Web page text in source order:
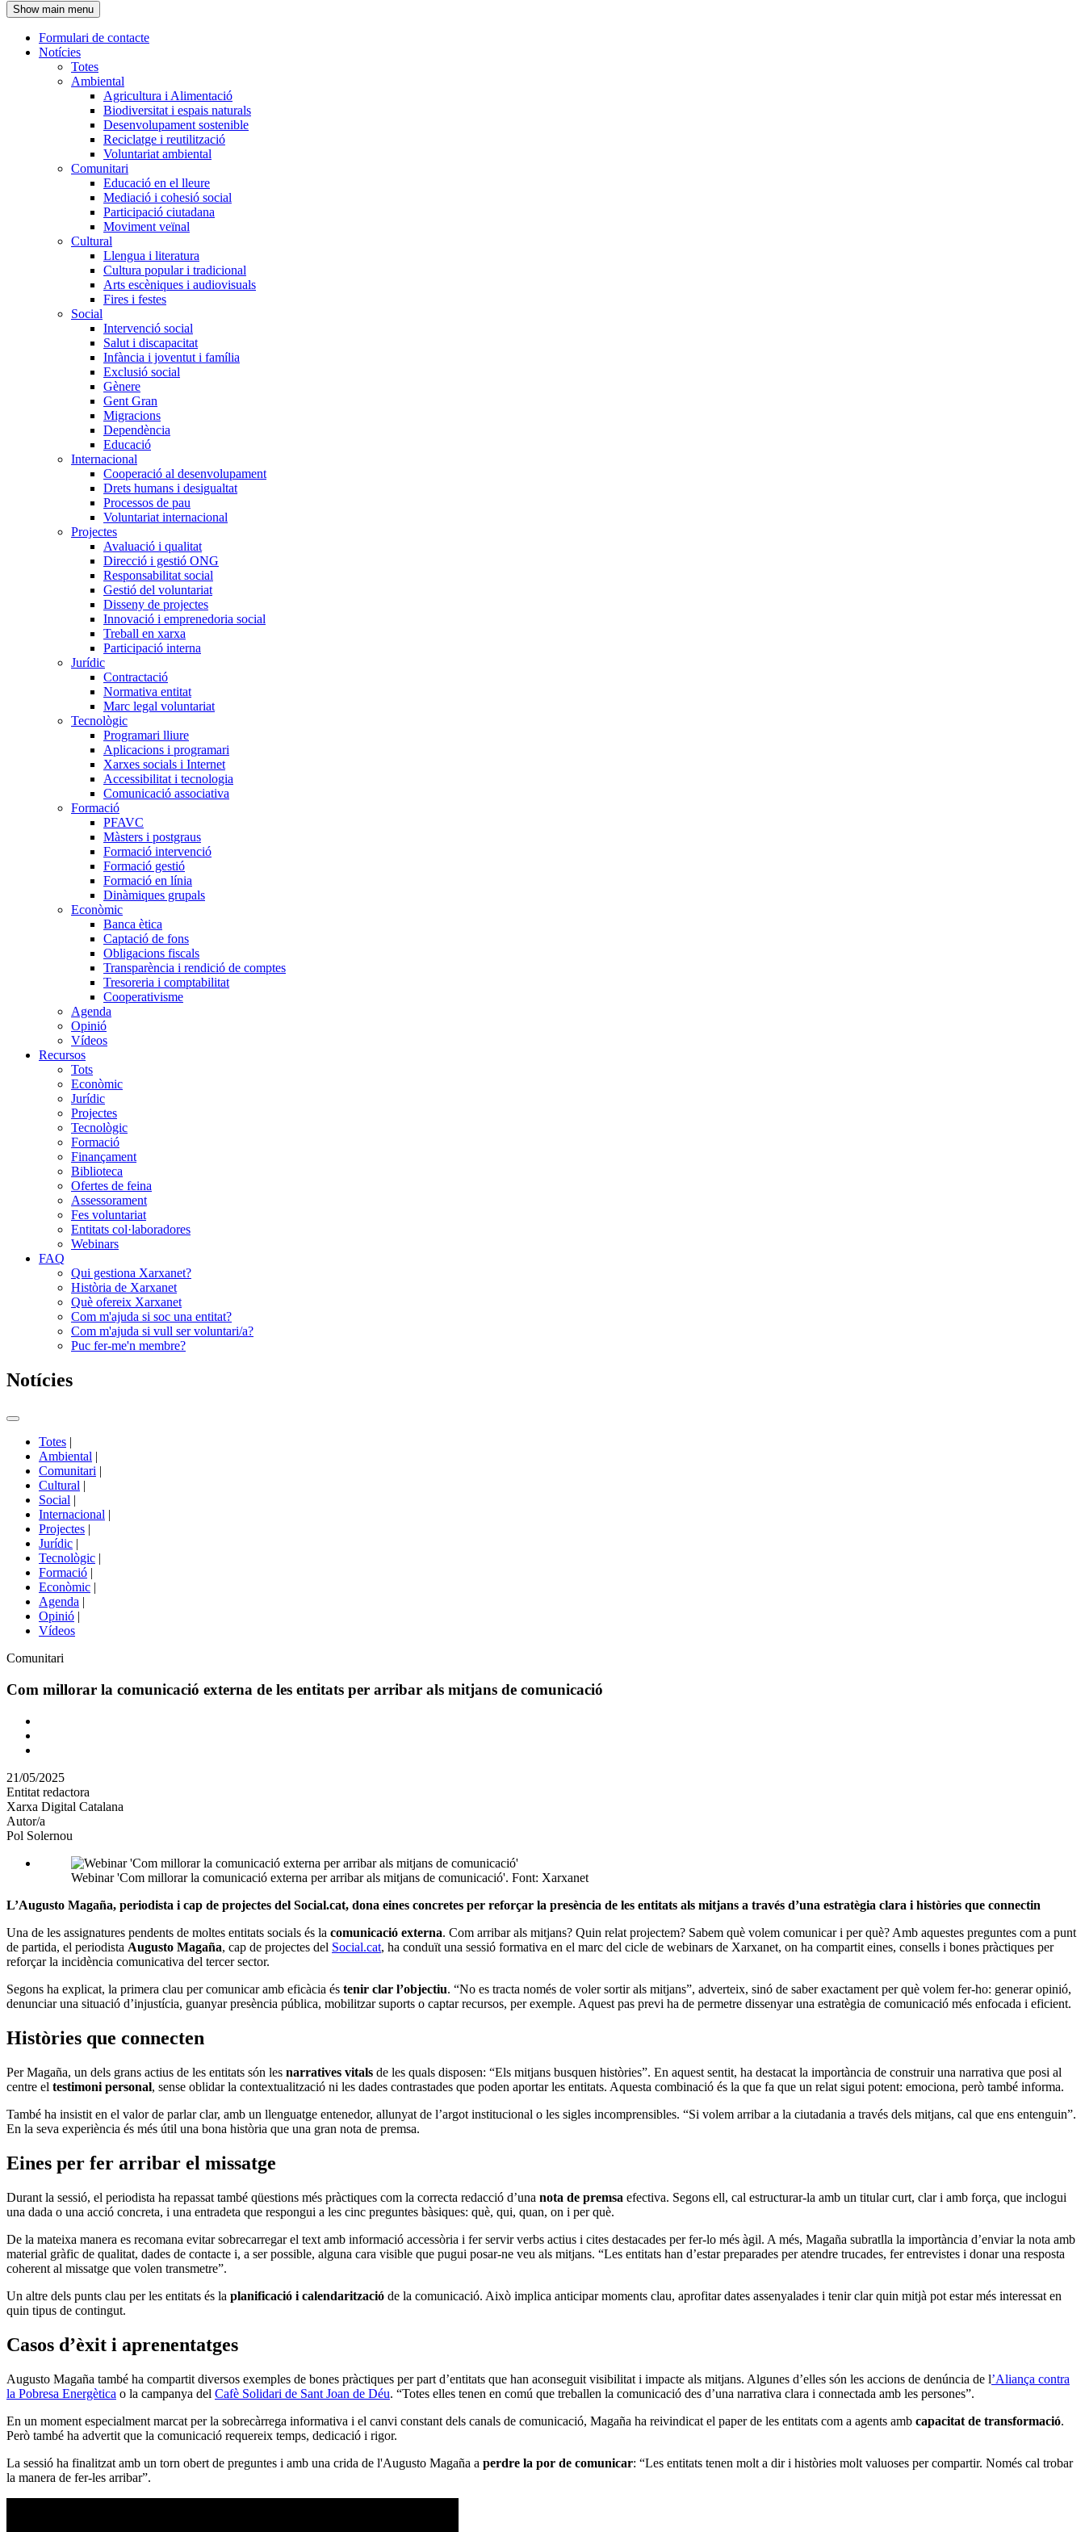
l'encapçalament
Show main menu
Navegació
principal
Formulari de contacte
Notícies
Totes
Ambiental
Agricultura i Alimentació
Biodiversitat i espais naturals
Desenvolupament sostenible
Reciclatge i reutilització
Voluntariat ambiental
Comunitari
Educació en el lleure
Mediació i cohesió social
Participació ciutadana
Moviment veïnal
Cultural
Llengua i literatura
Cultura popular i tradicional
Arts escèniques i audiovisuals
Fires i festes
Social
Intervenció social
Salut i discapacitat
Infància i joventut i família
Exclusió social
Gènere
Gent Gran
Migracions
Dependència
Educació
Internacional
Cooperació al desenvolupament
Drets humans i desigualtat
Processos de pau
Voluntariat internacional
Projectes
Avaluació i qualitat
Direcció i gestió ONG
Responsabilitat social
Gestió del voluntariat
Disseny de projectes
Innovació i emprenedoria social
Treball en xarxa
Participació interna
Jurídic
Contractació
Normativa entitat
Marc legal voluntariat
Tecnològic
Programari lliure
Aplicacions i programari
Xarxes socials i Internet
Accessibilitat i tecnologia
Comunicació associativa
Formació
PFAVC
Màsters i postgraus
Formació intervenció
Formació gestió
Formació en línia
Dinàmiques grupals
Econòmic
Banca ètica
Captació de fons
Obligacions fiscals
Transparència i rendició de comptes
Tresoreria i comptabilitat
Cooperativisme
Agenda
Opinió
Vídeos
Recursos
Tots
Econòmic
Jurídic
Projectes
Tecnològic
Formació
Finançament
Biblioteca
Ofertes de feina
Assessorament
Fes voluntariat
Entitats col·laboradores
Webinars
FAQ
Qui gestiona Xarxanet?
Història de Xarxanet
Què ofereix Xarxanet
Com m'ajuda si soc una entitat?
Com m'ajuda si vull ser voluntari/a?
Puc fer-me'n membre?
Notícies
Commutador
portals
Totes |
Ambiental |
Comunitari |
Cultural |
Social |
Internacional |
Projectes |
Jurídic |
Tecnològic |
Formació |
Econòmic |
Agenda |
Opinió |
Vídeos
Àmbit
la
Comunitari
Com millorar la comunicació externa de les entitats per arribar als mitjans de comunicació
Comparteix
altres
xarxes
socials
21/05/2025
Entitat redactora
Xarxa Digital Catalana
Autor/a
Pol Solernou
Webinar 'Com millorar la comunicació externa per arribar als mitjans de comunicació'. Font: Xarxanet
L’Augusto Magaña, periodista i cap de projectes del Social.cat, dona eines concretes per reforçar la presència de les entitats als mitjans a través d’una estratègia clara i històries que connectin
Una de les assignatures pendents de moltes entitats socials és la comunicació externa. Com arribar als mitjans? Quin relat projectem? Sabem què volem comunicar i per què? Amb aquestes preguntes com a punt
de partida, el periodista Augusto Magaña, cap de projectes del Social.cat, ha conduït una sessió formativa en el marc del cicle de webinars de Xarxanet, on ha compartit eines, consells i bones pràctiques per
reforçar la incidència comunicativa del tercer sector.
Segons ha explicat, la primera clau per comunicar amb eficàcia és tenir clar l’objectiu. “No es tracta només de voler sortir als mitjans”, adverteix, sinó de saber exactament per què volem fer-ho: generar opinió,
denunciar una situació d’injustícia, guanyar presència pública, mobilitzar suports o captar recursos, per exemple. Aquest pas previ ha de permetre dissenyar una estratègia de comunicació més enfocada i eficient.
Històries que connecten
Per Magaña, un dels grans actius de les entitats són les narratives vitals de les quals disposen: “Els mitjans busquen històries”. En aquest sentit, ha destacat la importància de construir una narrativa que posi al
centre el testimoni personal, sense oblidar la contextualització ni les dades contrastades que poden aportar les entitats. Aquesta combinació és la que fa que un relat sigui potent: emociona, però també informa.
També ha insistit en el valor de parlar clar, amb un llenguatge entenedor, allunyat de l’argot institucional o les sigles incomprensibles. “Si volem arribar a la ciutadania a través dels mitjans, cal que ens entenguin”.
En la seva experiència és més útil una bona història que una gran nota de premsa.
Eines per fer arribar el missatge
Durant la sessió, el periodista ha repassat també qüestions més pràctiques com la correcta redacció d’una nota de premsa efectiva. Segons ell, cal estructurar-la amb un titular curt, clar i amb força, que inclogui
una dada o una acció concreta, i una entradeta que respongui a les cinc preguntes bàsiques: què, qui, quan, on i per què.
De la mateixa manera es recomana evitar sobrecarregar el text amb informació accessòria i fer servir verbs actius i cites destacades per fer-lo més àgil. A més, Magaña subratlla la importància d’enviar la nota amb
material gràfic de qualitat, dades de contacte i, a ser possible, alguna cara visible que pugui posar-ne veu als mitjans. “Les entitats han d’estar preparades per atendre trucades, fer entrevistes i donar una resposta
coherent al missatge que volen transmetre”.
Un altre dels punts clau per les entitats és la planificació i calendarització de la comunicació. Això implica anticipar moments clau, aprofitar dates assenyalades i tenir clar quin mitjà pot estar més interessat en
quin tipus de contingut.
Casos d’èxit i aprenentatges
Augusto Magaña també ha compartit diversos exemples de bones pràctiques per part d’entitats que han aconseguit visibilitat i impacte als mitjans. Algunes d’elles són les accions de denúncia de l’Aliança contra
la Pobresa Energètica o la campanya del Cafè Solidari de Sant Joan de Déu. “Totes elles tenen en comú que treballen la comunicació des d’una narrativa clara i connectada amb les persones”.
En un moment especialment marcat per la sobrecàrrega informativa i el canvi constant dels canals de comunicació, Magaña ha reivindicat el paper de les entitats com a agents amb capacitat de transformació.
Però també ha advertit que la comunicació requereix temps, dedicació i rigor.
La sessió ha finalitzat amb un torn obert de preguntes i amb una crida de l'Augusto Magaña a perdre la por de comunicar: “Les entitats tenen molt a dir i històries molt valuoses per compartir. Només cal trobar
la manera de fer-les arribar”.